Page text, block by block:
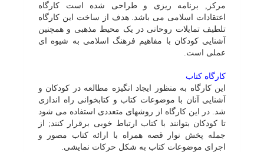
مرکز, برنامه ریزى و طراحى شده است کارگاه
اعتقادات اسلامى مى باشد. هدف از ساخت این کارگاه
تلطیف تمایلات روحانى در یک محیط مذهبى و همچنین
آشنایى کودکان با مفاهیم فرهنگ اسلامى به شیوه اى
عملى است.
کارگاه کتاب
این کارگاه به منظور ایجاد انگیزه مطالعه در کودکان و
آشنایى آنان با موضوعات کتاب و کتابخوانى راه اندازى
شد. در این کارگاه از روشهاى متعددى استفاده مى شود
تا کودکان بتوانند با کتاب ارتباط خوبى برقرار کنند; از
جمله پخش نوار قصه همراه با ارائه کتاب مصور و
اجراى موضوعات کتاب به شکل حرکات نمایشى.